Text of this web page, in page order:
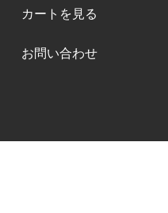
カートを見る
お問い合わせ